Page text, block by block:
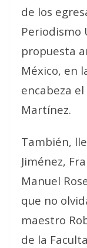
de los
Periodismo
propuesta
México, en
encabeza el
Martínez.
También,
Jiménez,
Manuel
que no
maestro
de la